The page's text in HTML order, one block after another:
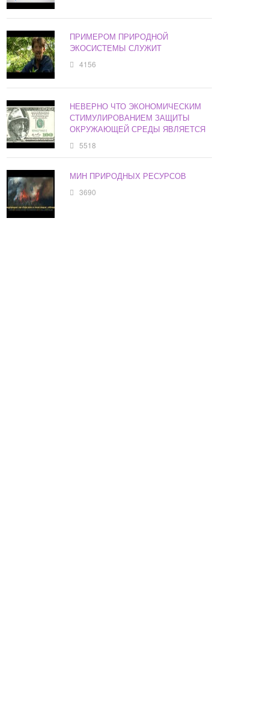
ПРИМЕРОМ ПРИРОДНОЙ
ЭКОСИСТЕМЫ СЛУЖИТ
4156
НЕВЕРНО ЧТО ЭКОНОМИЧЕСКИМ
СТИМУЛИРОВАНИЕМ ЗАЩИТЫ
ОКРУЖАЮЩЕЙ СРЕДЫ ЯВЛЯЕТСЯ
5518
МИН ПРИРОДНЫХ РЕСУРСОВ
3690